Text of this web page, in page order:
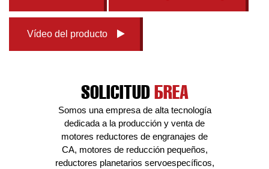
Vídeo del producto
SOLICITUD ÁREA
Somos una empresa de alta tecnología
dedicada a la producción y venta de
motores reductores de engranajes de
CA, motores de reducción pequeños,
reductores planetarios servoespecíficos,